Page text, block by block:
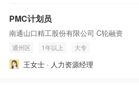
PMC计划员
南通山口精工股份有限公司 C轮融资
通州区 1年以上 大专
王女士 · 人力资源经理